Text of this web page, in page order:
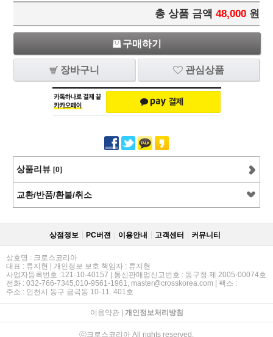
총 상품 금액 48,000 원
구매하기
장바구니 관심상품
상품리뷰 [0]
교환/반품/환불/취소
상점정보 PC버젼 이용안내 고객센터 커뮤니티
상호명 : 크로스코리아
대표 : 류지현 | 개인정보 보호 책임자 : 류지현
사업자등록번호 :121-10-40157 | 통신판매업신고번호 : 동구청 제 2005-00074호
전화 : 032-766-7345,010-9561-1961, master@crosskorea.com | 팩스 :
주소 : 인천시 동구 금곡동 10-11. 401호
이용약관| 개인정보처리방침
ⓒ크로스코리아 All rights reserved.